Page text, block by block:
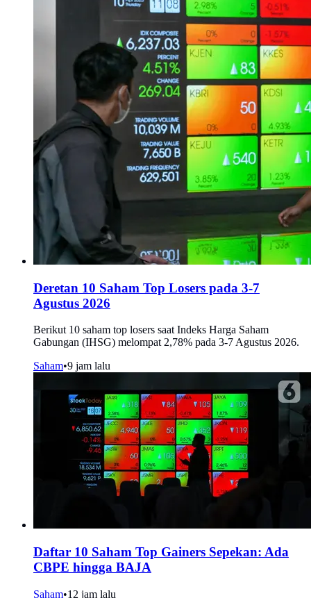
Deretan 10 Saham Top Losers pada 3-7
Agustus 2026
Berikut 10 saham top losers saat Indeks Harga Saham
Gabungan (IHSG) melompat 2,78% pada 3-7 Agustus 2026.
Saham•9 jam lalu
Daftar 10 Saham Top Gainers Sepekan: Ada
CBPE hingga BAJA
Saham•12 jam lalu